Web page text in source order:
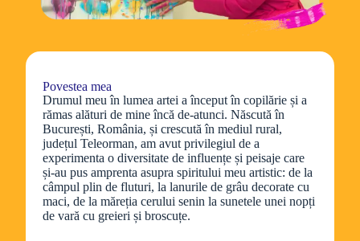
Povestea mea
Drumul meu în lumea artei a început în copilărie și a
rămas alături de mine încă de-atunci. Născută în
București, România, și crescută în mediul rural,
județul Teleorman, am avut privilegiul de a
experimenta o diversitate de influențe și peisaje care
și-au pus amprenta asupra spiritului meu artistic: de la
câmpul plin de fluturi, la lanurile de grâu decorate cu
maci, de la măreția cerului senin la sunetele unei nopți
de vară cu greieri și broscuțe.